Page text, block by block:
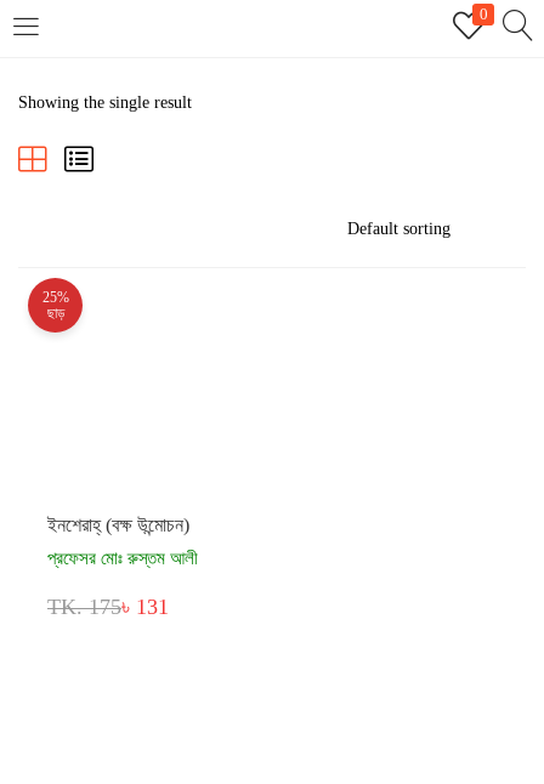
0
REGISTER
Showing the single result
25%
ছাড়
ইনশেরাহ্ (বক্ষ উন্মোচন)
প্রফেসর মোঃ রুস্তম আলী
TK. 175৳ 131